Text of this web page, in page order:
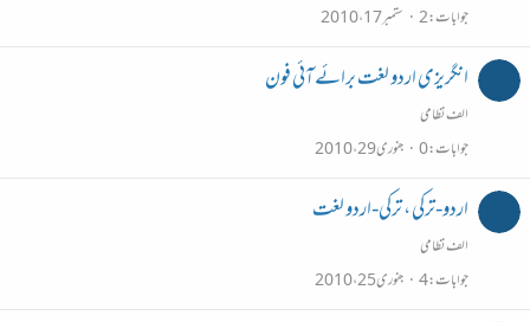
جوابات 2 ستمبر 17، 2010
انگریزی اردو لغت برائے آئی فون
الف نظامی
جوابات 0 جنوری 29، 2010
اردو-ترکی ، ترکی-اردو لغت
الف نظامی
جوابات 4 جنوری 25، 2010